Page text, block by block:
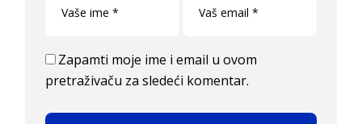
Zapamti moje ime i email u ovom
pretraživaču za sledeći komentar.